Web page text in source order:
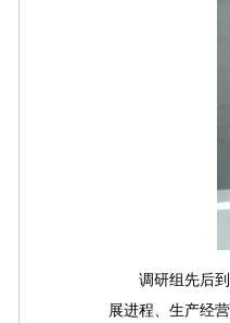
调研组先后到
展进程、生产经